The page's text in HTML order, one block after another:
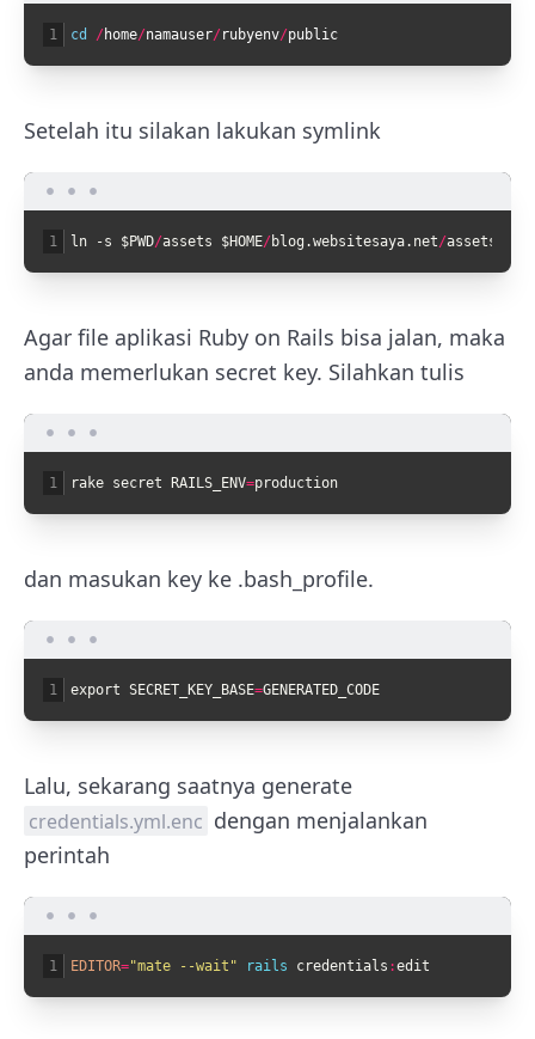
1 cd / home/namauser/ rubyenv/public
Setelah itu silakan lakukan symlink
1 ln -s $PWD/assets $HOME/ blog .websitesaya. net/assets
Agar file aplikasi Ruby on Rails bisa jalan, maka
anda memerlukan secret key. Silahkan tulis
1 rake secret RAILS_ENV=production
dan masukan key ke .bash_profile.
1 export SECRET_KEY_BASE=GENERATED_CODE
Lalu, sekarang saatnya generate
credentials.yml.enc dengan menjalankan
perintah
1 EDITOR="mate --wait" rails credentials :edit